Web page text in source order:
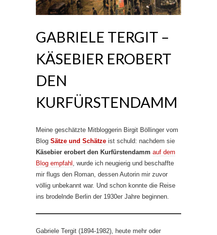
GABRIELE TERGIT –
KÄSEBIER EROBERT
DEN
KURFÜRSTENDAMM
Meine geschätzte Mitbloggerin Birgit Böllinger vom
Blog Sätze und Schätze ist schuld: nachdem sie
Käsebier erobert den Kurfürstendamm auf dem
Blog empfahl , wurde ich neugierig und beschaffte
mir flugs den Roman, dessen Autorin mir zuvor
völlig unbekannt war. Und schon konnte die Reise
ins brodelnde Berlin der 1930er Jahre beginnen.
Gabriele Tergit (1894-1982), heute mehr oder